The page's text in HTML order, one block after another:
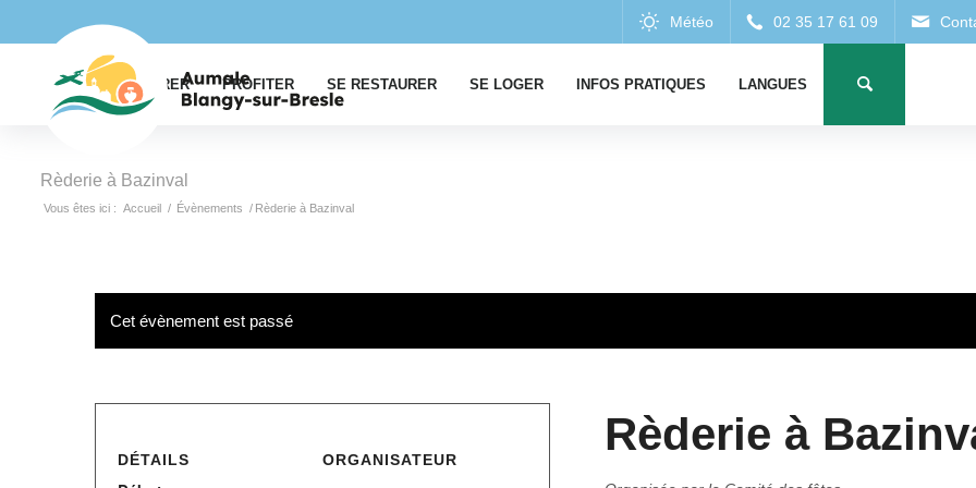
EXPLORER PROFITER SE RESTAURER SE LOGER INFOS PRATIQUES LANGUES
Rèderie à Bazinval
Vous êtes ici : Accueil / Évènements / Rèderie à Bazinval
Cet évènement est passé
Rèderie à
DÉTAILS ORGANISATEUR